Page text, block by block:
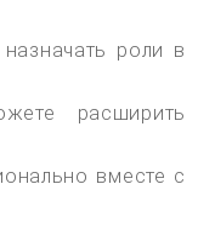
роли в
расширить
вместе с